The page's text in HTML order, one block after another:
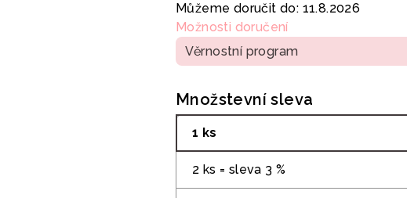
Můžeme doručit do: 11.8.2026
Možnosti doručení
Věrnostní program
Množstevní sleva
1 ks
2 ks = sleva 3 %